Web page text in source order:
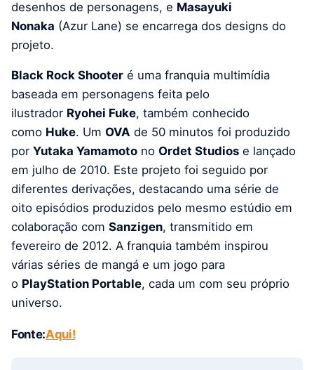
desenhos de personagens, e Masayuki
Nonaka (Azur Lane) se encarrega dos designs do
projeto.
Black Rock Shooter é uma franquia multimídia
baseada em personagens feita pelo
ilustrador Ryohei Fuke, também conhecido
como Huke. Um OVA de 50 minutos foi produzido
por Yutaka Yamamoto no Ordet Studios e lançado
em julho de 2010. Este projeto foi seguido por
diferentes derivações, destacando uma série de
oito episódios produzidos pelo mesmo estúdio em
colaboração com Sanzigen, transmitido em
fevereiro de 2012. A franquia também inspirou
várias séries de mangá e um jogo para
o PlayStation Portable, cada um com seu próprio
universo.
Fonte:Aqui!